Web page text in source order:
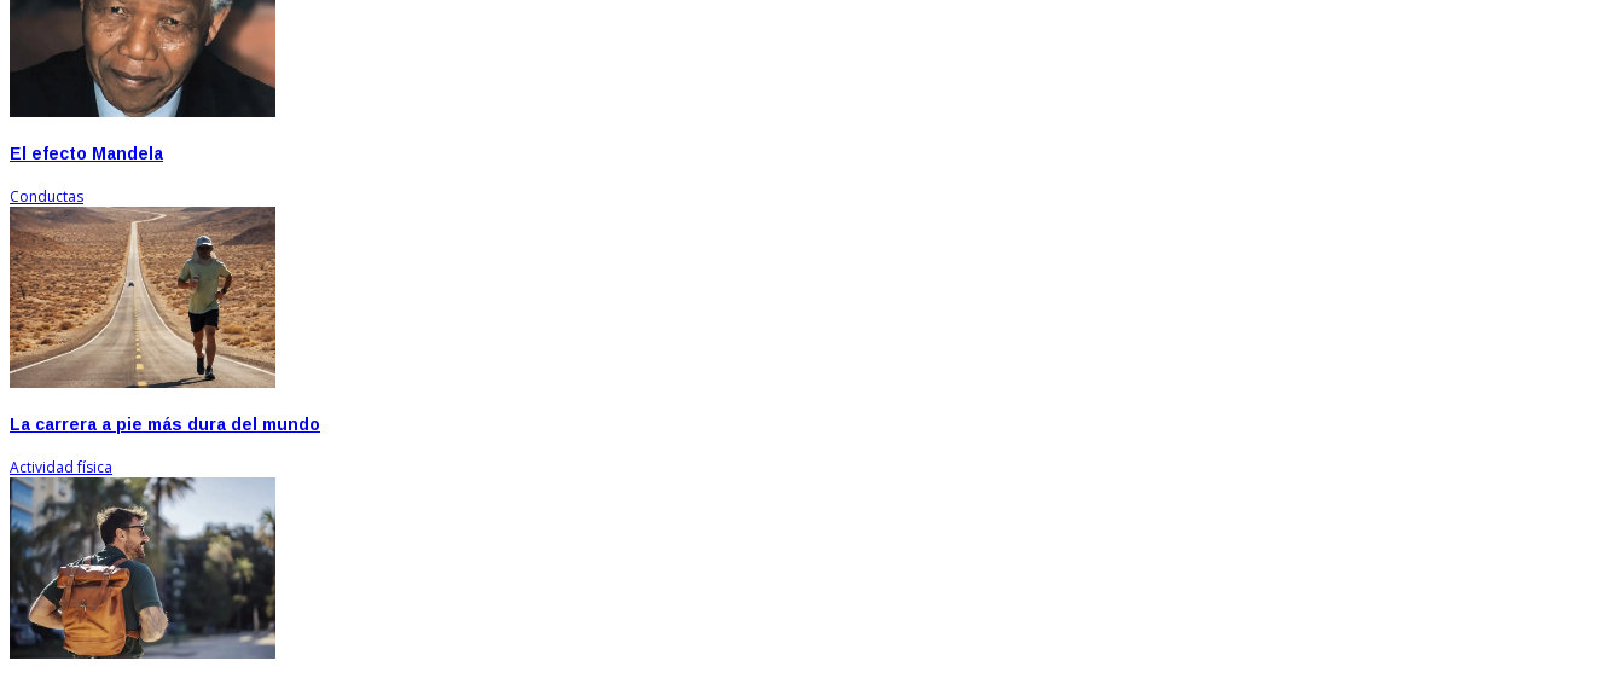
El efecto Mandela
Conductas
La carrera a pie más dura del mundo
Actividad física